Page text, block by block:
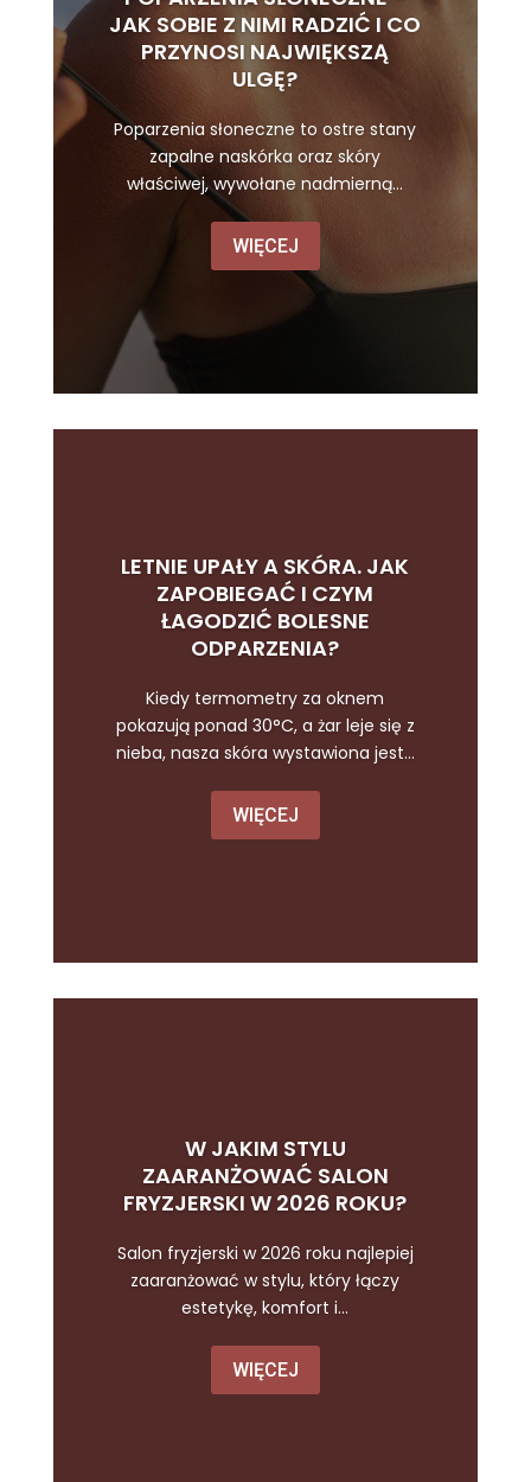
JAK SOBIE Z NIMI RADZIĆ I CO
PRZYNOSI NAJWIĘKSZĄ
ULGĘ?
Poparzenia słoneczne to ostre stany
zapalne naskórka oraz skóry
właściwej, wywołane nadmierną...
WIĘCEJ
LETNIE UPAŁY A SKÓRA. JAK
ZAPOBIEGAĆ I CZYM
ŁAGODZIĆ BOLESNE
ODPARZENIA?
Kiedy termometry za oknem
pokazują ponad 30°C, a żar leje się z
nieba, nasza skóra wystawiona jest...
WIĘCEJ
W JAKIM STYLU
ZAARANŻOWAĆ SALON
FRYZJERSKI W 2026 ROKU?
Salon fryzjerski w 2026 roku najlepiej
zaaranżować w stylu, który łączy
estetykę, komfort i...
WIĘCEJ